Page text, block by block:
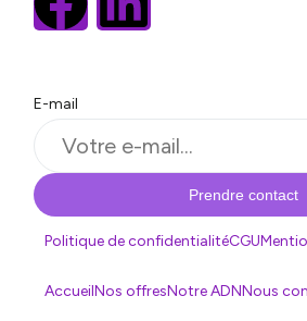
E-mail
Prendre contact
Politique de confidentialitéCGU
AccueilNos offresNotre ADNNous